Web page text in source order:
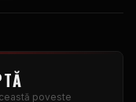
poveste